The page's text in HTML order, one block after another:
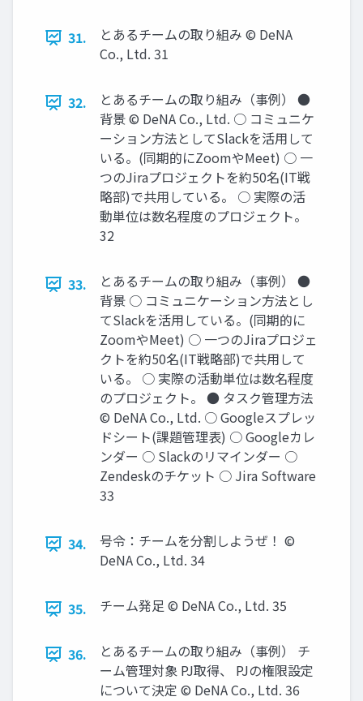
31.
とあるチームの取り組み © DeNA
Co., Ltd. 31
32.
とあるチームの取り組み（事例） ●
背景 © DeNA Co., Ltd. ○ コミュニケ
ーション方法としてSlackを活用して
いる。(同期的にZoomやMeet) ○ 一
つのJiraプロジェクトを約50名(IT戦
略部)で共用している。 ○ 実際の活
動単位は数名程度のプロジェクト。
32
33.
とあるチームの取り組み（事例） ●
背景 ○ コミュニケーション方法とし
てSlackを活用している。(同期的に
ZoomやMeet) ○ 一つのJiraプロジェ
クトを約50名(IT戦略部)で共用して
いる。 ○ 実際の活動単位は数名程度
のプロジェクト。 ● タスク管理方法
© DeNA Co., Ltd. ○ Googleスプレッ
ドシート(課題管理表) ○ Googleカレ
ンダー ○ Slackのリマインダー ○
Zendeskのチケット ○ Jira Software
33
34.
号令：チームを分割しようぜ！ ©
DeNA Co., Ltd. 34
35. チーム発足 © DeNA Co., Ltd. 35
36.
とあるチームの取り組み（事例） チ
ーム管理対象 PJ取得、 PJの権限設定
について決定 © DeNA Co., Ltd. 36